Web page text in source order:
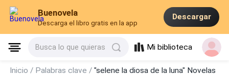
Buenovela
Descarga el libro gratis en la app
Descargar
Busca lo que quieras Mi biblioteca
Inicio / Palabras clave /"selene la diosa de la luna" Novelas